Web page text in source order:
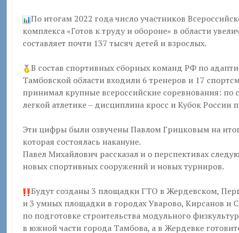
По итогам 2022 года число участников
комплекса «Готов к труду и обороне» в области
составляет почти 137 тысяч детей и взрослых.
В состав спортивных сборных команд РФ по
Тамбовской области входили 6 тренеров и 17
принимал крупные всероссийские соревнования:
легкой атлетике – дисциплина кросс и Кубок России
Эти цифры были озвучены Павлом Грицковым на
которая состоялась накануне.
Павел Михайлович рассказал и о перспективах
новых спортивных сооружений и новых турниров.
Будут созданы 3 площадки ГТО в Жердевском,
и 3 умных площадки в городах Уварово, Кирсанов и
по подготовке строительства модульного
в южной части города Тамбова, а в Жердевке